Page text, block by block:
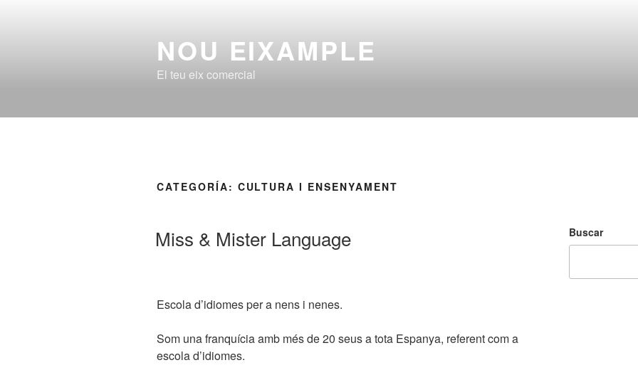
NOU EIXAMPLE
El teu eix comercial
CATEGORÍA: CULTURA I ENSENYAMENT
EL
Miss & Mister Language
Escola d’idiomes per a nens i nenes.
Som una franquícia amb més de 20 seus a tota Espanya, referent com a
escola d’idiomes.
Buscar